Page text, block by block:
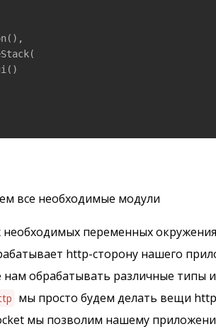
все необходимые модули
необходимых переменных окружения
http-сторону нашего
нам обрабатывать различные типы
мы просто будем делать вещи
мы позволим нашему